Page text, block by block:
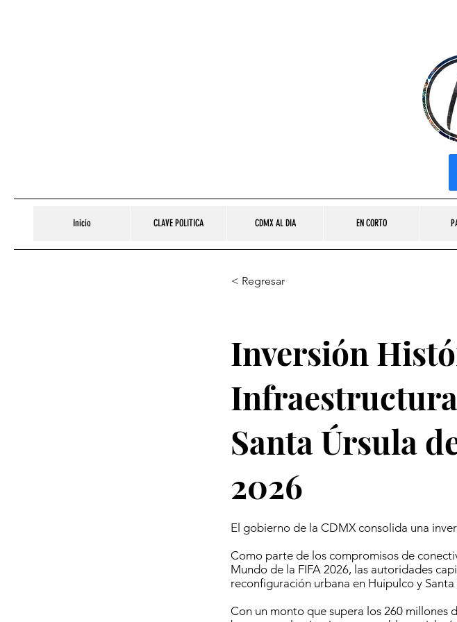
Inicio CLAVE POLITICA CDMX AL DIA EN CORTO
< Regresar
Inversión
Santa Úrsula
2026
El gobierno de la CDMX consolida una
Como parte de los compromisos de
Mundo de la FIFA 2026, las autoridades
reconfiguración urbana en Huipulco y Santa
Con un monto que supera los 260 millones